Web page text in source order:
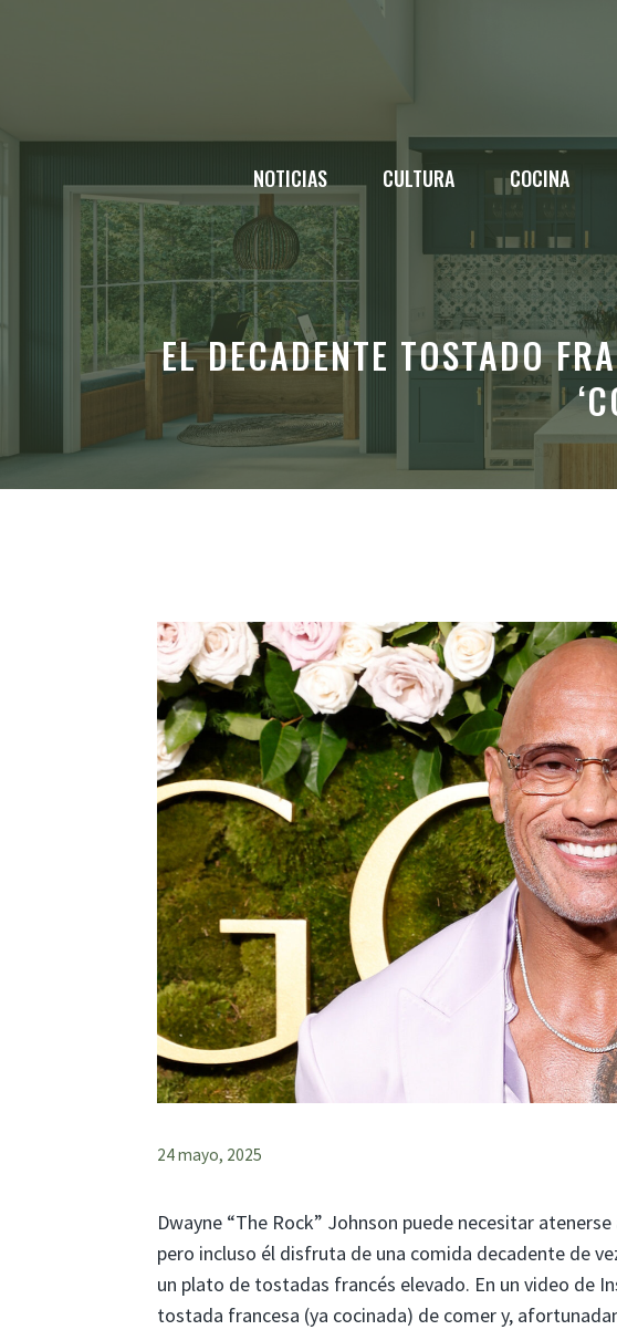
NOTICIAS CULTURA COCINA
EL DECADENTE TOSTADO
24 mayo, 2025
Dwayne “The Rock” Johnson puede necesitar
pero incluso él disfruta de una comida decadente de
un plato de tostadas francés elevado. En un video de
tostada francesa (ya cocinada) de comer y,